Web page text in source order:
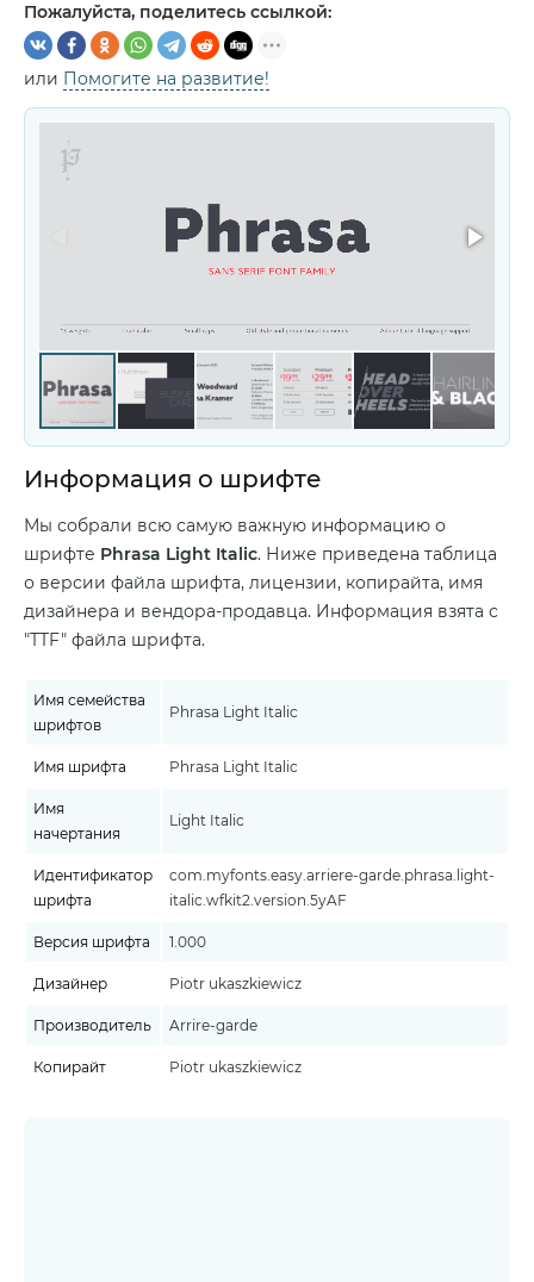
Пожалуйста, поделитесь ссылкой:
или Помогите на развитие!
Информация о шрифте
Мы собрали всю самую важную информацию о
шрифте Phrasa Light Italic. Ниже приведена таблица
о версии файла шрифта, лицензии, копирайта, имя
дизайнера и вендора-продавца. Информация взята с
"TTF" файла шрифта.
Имя семейства
шрифтов
Phrasa Light Italic
Имя шрифта Phrasa Light Italic
Имя
начертания
Light Italic
Идентификатор
шрифта
com.myfonts.easy.arriere-garde.phrasa.light-
italic.wfkit2.version.5yAF
Версия шрифта 1.000
Дизайнер Piotr ukaszkiewicz
Производитель Arrire-garde
Копирайт Piotr ukaszkiewicz